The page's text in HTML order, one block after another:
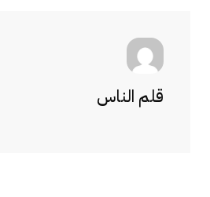
قلم الناس